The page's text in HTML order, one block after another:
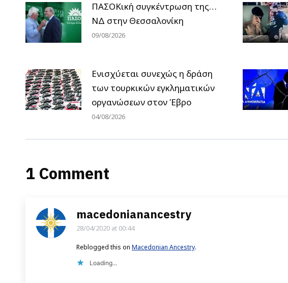
ΠΑΣΟΚική συγκέντρωση της…
ΝΔ στην Θεσσαλονίκη
09/08/2026
Ενισχύεται συνεχώς η δράση
των τουρκικών εγκληματικών
οργανώσεων στον Έβρο
04/08/2026
1 Comment
macedonianancestry
says:
28/04/2020 at 00:44
Reblogged this on Macedonian Ancestry.
Loading...